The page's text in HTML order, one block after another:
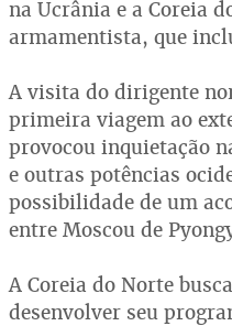
na Ucrânia e a Coreia
armamentista, que
A visita do dirigente
primeira viagem ao
provocou inquietação
e outras potências
possibilidade de um
entre Moscou de
A Coreia do Norte
desenvolver seu